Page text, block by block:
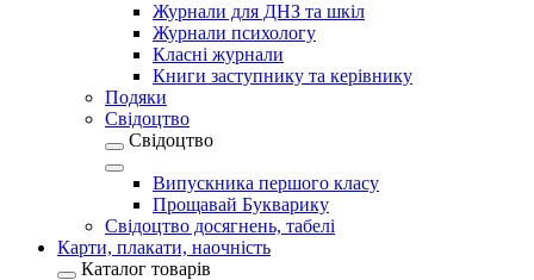
Журнали для ДНЗ та шкіл
Журнали психологу
Класні журнали
Книги заступнику та керівнику
Подяки
Свідоцтво
Свідоцтво
Випускника першого класу
Прощавай Букварику
Свідоцтво досягнень, табелі
Карти, плакати, наочність
Каталог товарів